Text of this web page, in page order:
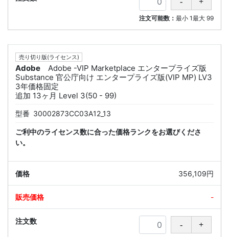
注文可能数： 最小 1最大 99
売り切り版(ライセンス)
Adobe
Adobe -VIP Marketplace エンタープライズ版
Substance 官公庁向け エンタープライズ版(VIP MP) LV3
3年価格固定
追加 13ヶ月 Level 3(50 - 99)
型番 30002873CC03A12_13
ご利中のライセンス数に合った価格ランクをお選びくださ
い。
356,109円
-